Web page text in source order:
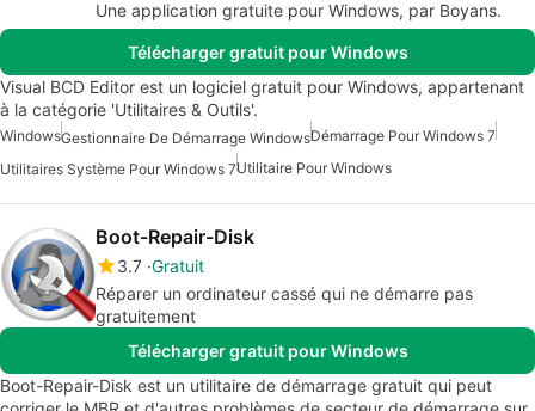
Une application gratuite pour Windows, par Boyans.
Télécharger gratuit pour Windows
Visual BCD Editor est un logiciel gratuit pour Windows, appartenant
à la catégorie 'Utilitaires & Outils'.
WindowsGestionnaire De Démarrage WindowsDémarrage Pour Windows 7
Utilitaires Système Pour Windows 7Utilitaire Pour Windows
Boot-Repair-Disk
3.7 Gratuit
Réparer un ordinateur cassé qui ne démarre pas
gratuitement
Télécharger gratuit pour Windows
Boot-Repair-Disk est un utilitaire de démarrage gratuit qui peut